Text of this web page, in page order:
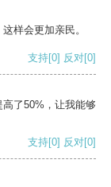
样会更加亲民。
支持[0] 反对[0]
了50%，让我能够
支持[0] 反对[0]